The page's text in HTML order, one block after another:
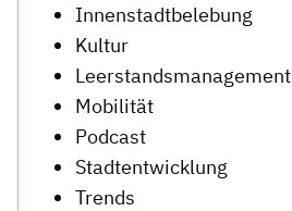
Innenstadtbelebung
Kultur
Leerstandsmanagement
Mobilität
Podcast
Stadtentwicklung
Trends